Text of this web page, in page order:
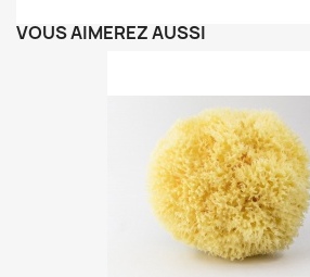
VOUS AIMEREZ AUSSI